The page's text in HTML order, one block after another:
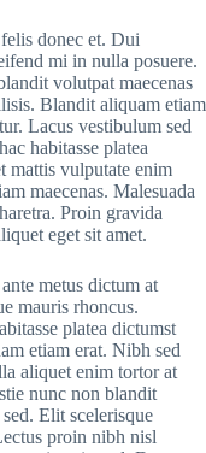
donec et. Dui
mi in nulla posuere.
volutpat maecenas
Blandit aliquam etiam
Lacus vestibulum sed
habitasse platea
mattis vulputate enim
maecenas. Malesuada
Proin gravida
eget sit amet.
metus dictum at
mauris rhoncus.
platea dictumst
etiam erat. Nibh sed
aliquet enim tortor at
nunc non blandit
Elit scelerisque
proin nibh nisl